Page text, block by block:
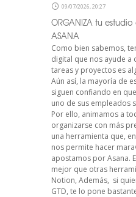
09/07/2026, 20:27
ORGANIZA tu
ASANA
Como bien sabemos,
digital que nos ayude a
tareas y proyectos es
Aún así, la mayoría de
siguen confiando en
uno de sus empleados
Por ello, animamos a
organizarse con más
una herramienta que,
nos permite hacer
apostamos por Asana.
mejor que otras
Notion, Además, si
GTD, te lo pone